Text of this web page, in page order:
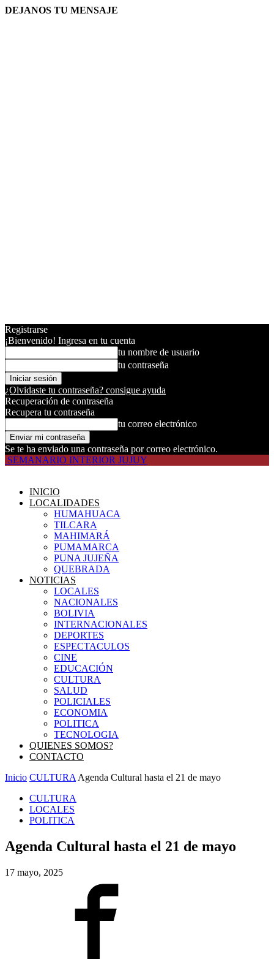
DEJANOS TU MENSAJE
Registrarse
¡Bienvenido! Ingresa en tu cuenta
tu nombre de usuario
tu contraseña
¿Olvidaste tu contraseña? consigue ayuda
Recuperación de contraseña
Recupera tu contraseña
tu correo electrónico
Se te ha enviado una contraseña por correo electrónico.
SEMANARIO INTERIOR JUJUY
INICIO
LOCALIDADES
HUMAHUACA
TILCARA
MAHIMARÁ
PUMAMARCA
PUNA JUJEÑA
QUEBRADA
NOTICIAS
LOCALES
NACIONALES
BOLIVIA
INTERNACIONALES
DEPORTES
ESPECTACULOS
CINE
EDUCACIÓN
CULTURA
SALUD
POLICIALES
ECONOMIA
POLITICA
TECNOLOGIA
QUIENES SOMOS?
CONTACTO
Inicio CULTURA Agenda Cultural hasta el 21 de mayo
CULTURA
LOCALES
POLITICA
Agenda Cultural hasta el 21 de mayo
17 mayo, 2025